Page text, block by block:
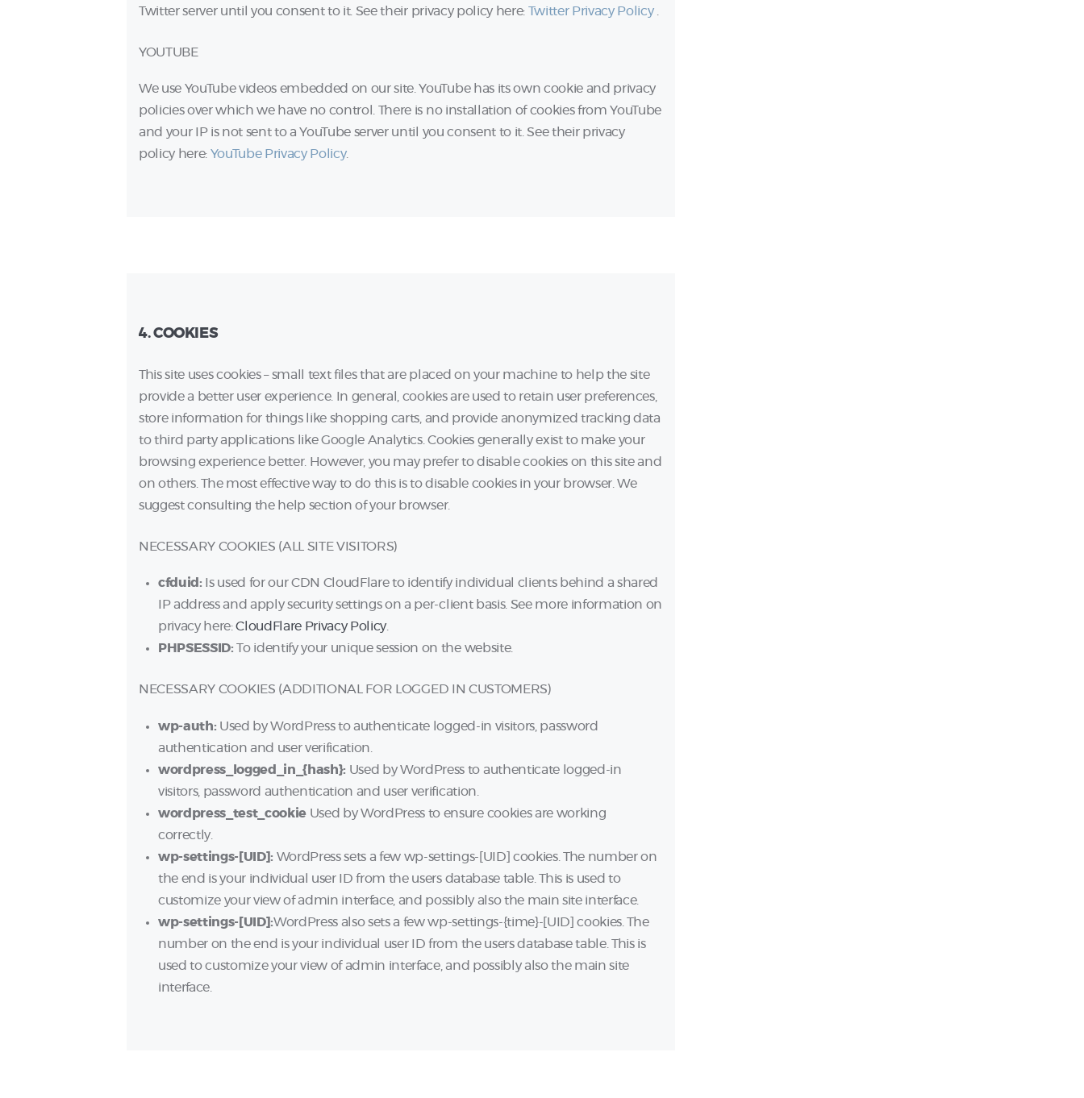
Twitter server until you consent to it. See their privacy policy here: Twitter Privacy Policy
YOUTUBE
We use YouTube videos embedded on our site. YouTube has its own cookie and privacy
policies over which we have no control. There is no installation of cookies from YouTube
and your IP is not sent to a YouTube server until you consent to it. See their privacy
policy here: YouTube Privacy Policy.
4. COOKIES
This site uses cookies – small text files that are placed on your machine to help the site
provide a better user experience. In general, cookies are used to retain user preferences,
store information for things like shopping carts, and provide anonymized tracking data
to third party applications like Google Analytics. Cookies generally exist to make your
browsing experience better. However, you may prefer to disable cookies on this site and
on others. The most effective way to do this is to disable cookies in your browser. We
suggest consulting the help section of your browser.
NECESSARY COOKIES (ALL SITE VISITORS)
cfduid: Is used for our CDN CloudFlare to identify individual clients behind a shared
IP address and apply security settings on a per-client basis. See more information on
privacy here:CloudFlare Privacy Policy.
PHPSESSID: To identify your unique session on the website.
NECESSARY COOKIES (ADDITIONAL FOR LOGGED IN CUSTOMERS)
wp-auth: Used by WordPress to authenticate logged-in visitors, password
authentication and user verification.
wordpress_logged_in_{hash}: Used by WordPress to authenticate logged-in
visitors, password authentication and user verification.
wordpress_test_cookie Used by WordPress to ensure cookies are working
correctly.
wp-settings-[UID]: WordPress sets a few wp-settings-[UID] cookies. The number on
the end is your individual user ID from the users database table. This is used to
customize your view of admin interface, and possibly also the main site interface.
wp-settings-[UID]:WordPress also sets a few wp-settings-{time}-[UID] cookies. The
number on the end is your individual user ID from the users database table. This is
used to customize your view of admin interface, and possibly also the main site
interface.